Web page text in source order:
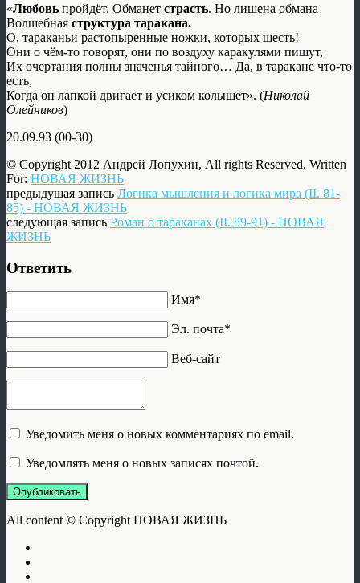
«Любовь пройдёт. Обманет страсть. Но лишена обмана
Волшебная структура таракана.
О, тараканьи растопыренные ножки, которых шесть!
Они о чём-то говорят, они по воздуху каракулями пишут,
Их очертания полны значенья тайного… Да, в таракане что-то
есть,
Когда он лапкой двигает и усиком колышет». (Николай
Олейников)
20.09.93 (00-30)
© Copyright 2012 Андрей Лопухин, All rights Reserved. Written
For: НОВАЯ ЖИЗНЬ
предыдущая запись Логика мышления и логика мира (II. 81-
85) - НОВАЯ ЖИЗНЬ
следующая запись Роман о тараканах (II. 89-91) - НОВАЯ
ЖИЗНЬ
Ответить
Имя*
Эл. почта*
Веб-сайт
Уведомить меня о новых комментариях по email.
Уведомлять меня о новых записях почтой.
Опубликовать
All content © Copyright НОВАЯ ЖИЗНЬ